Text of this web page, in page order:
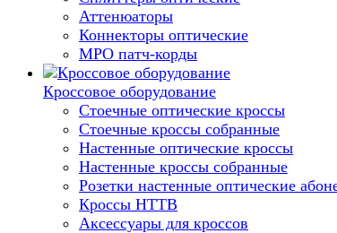
Аттенюаторы
Коннекторы оптические
MPO патч-корды
Кроссовое оборудование
Стоечные оптические кроссы
Стоечные кроссы собранные
Настенные оптические кроссы
Настенные кроссы собранные
Розетки настенные оптические
Кроссы HTTB
Аксессуары для кроссов